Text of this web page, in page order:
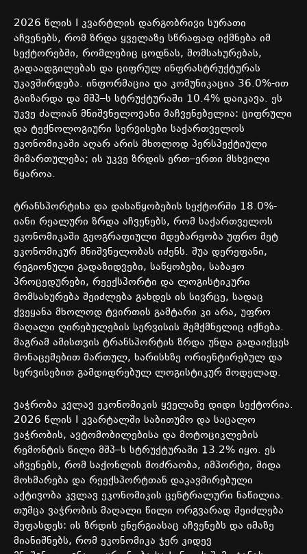
2026 წლის I კვარტლის დარგობრივი სურათი
აჩვენებს, რომ ზრდა ყველაზე სწრაფად იქმნება იმ
სექტორებში, რომლებიც ცოდნას, მომსახურებას,
გადაადგილებას და ციფრულ ინფრასტრუქტურას
უკავშირდება. ინფორმაცია და კომუნიკაცია 36.0%-ით
გაიზარდა და მშპ–ს სტრუქტურაში 10.4% დაიკავა. ეს
უკვე ძალიან მნიშვნელოვანი მაჩვენებელია: ციფრული
და ტექნოლოგიური სერვისები საქართველოს
ეკონომიკაში აღარ არის მხოლოდ პერსპექტიული
მიმართულება; ის უკვე ზრდის ერთ–ერთი მსხვილი
წყაროა.
ტრანსპორტისა და დასაწყობების სექტორში 18.0%-
იანი რეალური ზრდა აჩვენებს, რომ საქართველოს
ეკონომიკაში გეოგრაფიული მდებარეობა უფრო მეტ
ეკონომიკურ მნიშვნელობას იძენს. შუა დერეფანი,
რეგიონული გადაზიდვები, საწყობები, საბაჟო
პროცედურები, რეექსპორტი და ლოგისტიკური
მომსახურება შეიძლება გახდეს ის სივრცე, სადაც
ქვეყანა მხოლოდ ტვირთის გამტარი კი არა, უფრო
მაღალი ღირებულების სერვისის შემქმნელიც იქნება.
მაგრამ ამისთვის ტრანსპორტის ზრდა უნდა გადაიქცეს
მონაცემებით მართულ, ხარისხზე ორიენტირებულ და
სერვისებით გამდიდრებულ ლოგისტიკურ მოდელად.
ვაჭრობა კვლავ ეკონომიკის ყველაზე დიდი სექტორია.
2026 წლის I კვარტალში საბითუმო და საცალო
ვაჭრობის, ავტომობილებისა და მოტოციკლების
რემონტის წილი მშპ–ს სტრუქტურაში 13.2% იყო. ეს
აჩვენებს, რომ საქონლის მოძრაობა, იმპორტი, შიდა
მოხმარება და რეექსპორტთან დაკავშირებული
აქტივობა კვლავ ეკონომიკის ცენტრალური ნაწილია.
თუმცა ვაჭრობის მაღალი წილი ორგვარად შეიძლება
შეფასდეს: ის ზრდის ენერგიასაც აჩვენებს და იმაზე
მიანიშნებს, რომ ეკონომიკა ჯერ კიდევ